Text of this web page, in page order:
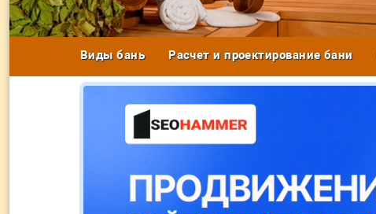
Виды бань Расчет и проектирование бани